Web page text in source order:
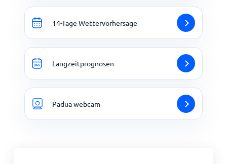
14-Tage Wettervorhersage
Langzeitprognosen
Padua webcam